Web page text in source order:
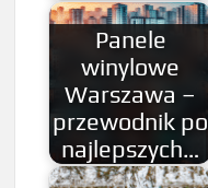
Panele
winylowe
Warszawa –
przewodnik po
najlepszych…